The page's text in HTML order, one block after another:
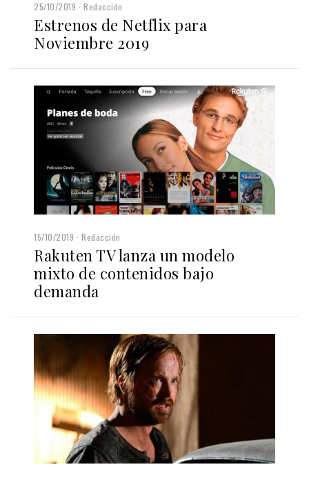
25/10/2019 Redacción
Estrenos de Netflix para
Noviembre 2019
15/10/2019 Redacción
Rakuten TV lanza un modelo
mixto de contenidos bajo
demanda